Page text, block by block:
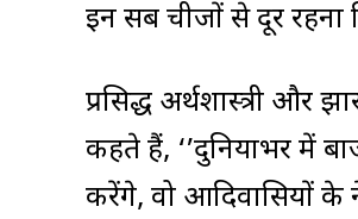
इन सब चीजों से दूर रहना
प्रसिद्ध अर्थशास्त्री
कहते हैं, ‘’दुनियाभर में
करेंगे, वो आदिवासियों